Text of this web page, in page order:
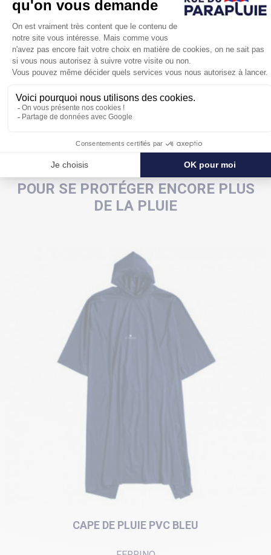
Avec un parapluie Blunt, vous allez aimer le mauvais
temps.
.
POUR SE PROTÉGER ENCORE PLUS
DE LA PLUIE
CAPE DE PLUIE PVC BLEU